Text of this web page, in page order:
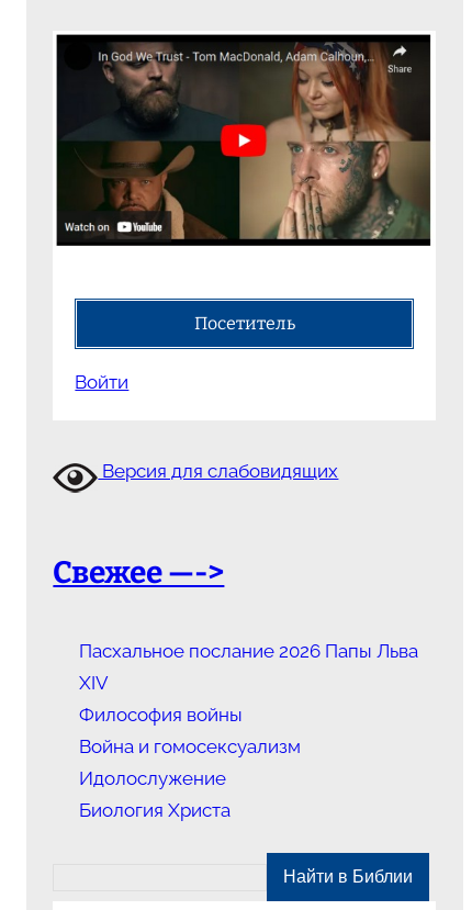
Посетитель
Войти
Версия для слабовидящих
Свежее —->
Пасхальное послание 2026 Папы Льва
XIV
Философия войны
Война и гомосексуализм
Идолослужение
Биология Христа